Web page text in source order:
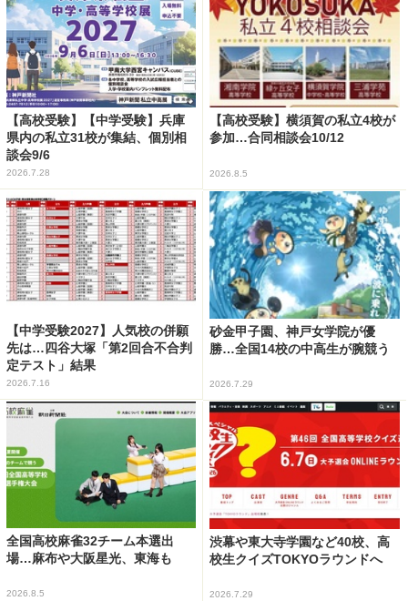
【高校受験】【中学受験】兵庫
県内の私立31校が集結、個別相
談会9/6
2026.7.28
【高校受験】横須賀の私立4校が
参加…合同相談会10/12
2026.8.5
【中学受験2027】人気校の併願
先は…四谷大塚「第2回合不合判
定テスト」結果
2026.7.16
砂金甲子園、神戸女学院が優
勝…全国14校の中高生が腕競う
2026.7.29
全国高校麻雀32チーム本選出
場…麻布や大阪星光、東海も
2026.8.5
渋幕や東大寺学園など40校、高
校生クイズTOKYOラウンドへ
2026.7.29